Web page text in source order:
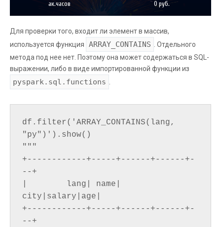
ак.часов 0 руб.
Для проверки того, входит ли элемент в массив,
используется функция
ARRAY_CONTAINS . Отдельного
метода под нее нет. Поэтому она может содержаться в SQL-
выражении, либо в виде импортированной функции из
pyspark.sql.functions .
df.filter('ARRAY_CONTAINS(lang,
"py")').show()
"""
+------------+-----+------+------+-
--+
|        lang| name|
city|salary|age|
+------------+-----+------+------+-
--+